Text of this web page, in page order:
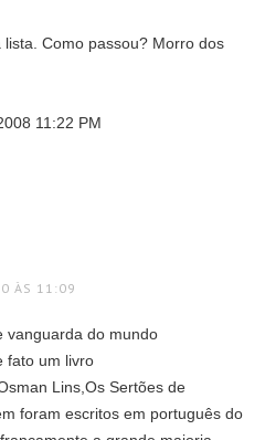
Como passou? Morro dos
11:22 PM
ÀS 11:09
vanguarda do mundo
fato um livro
Lins,Os Sertões de
foram escritos em português do